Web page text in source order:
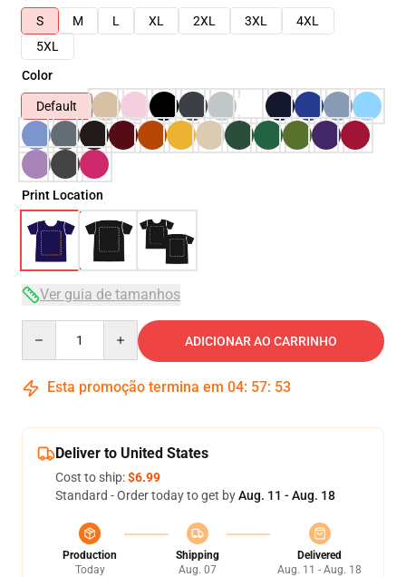
S
M L XL 2XL 3XL
4XL
5XL
Color
Default
Print Location
Ver guia de tamanhos
ADICIONAR AO CARRINHO
Esta promoção termina em 04: 57: 52
Deliver to United States
Cost to ship:$6.99
Standard - Order today to get byAug. 11 - Aug. 18
Production
Today
Shipping
Aug. 07
Delivered
Aug. 11 - Aug. 18